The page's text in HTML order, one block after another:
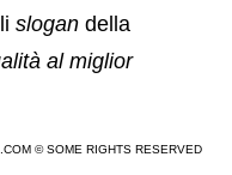
slogan della
al miglior
© SOME RIGHTS RESERVED